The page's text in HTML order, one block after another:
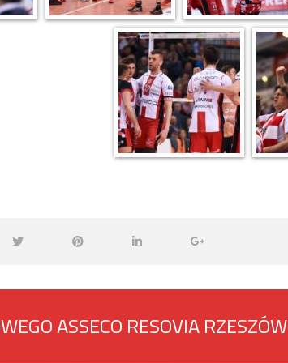
ASSECO RESOVIA RZESZÓW